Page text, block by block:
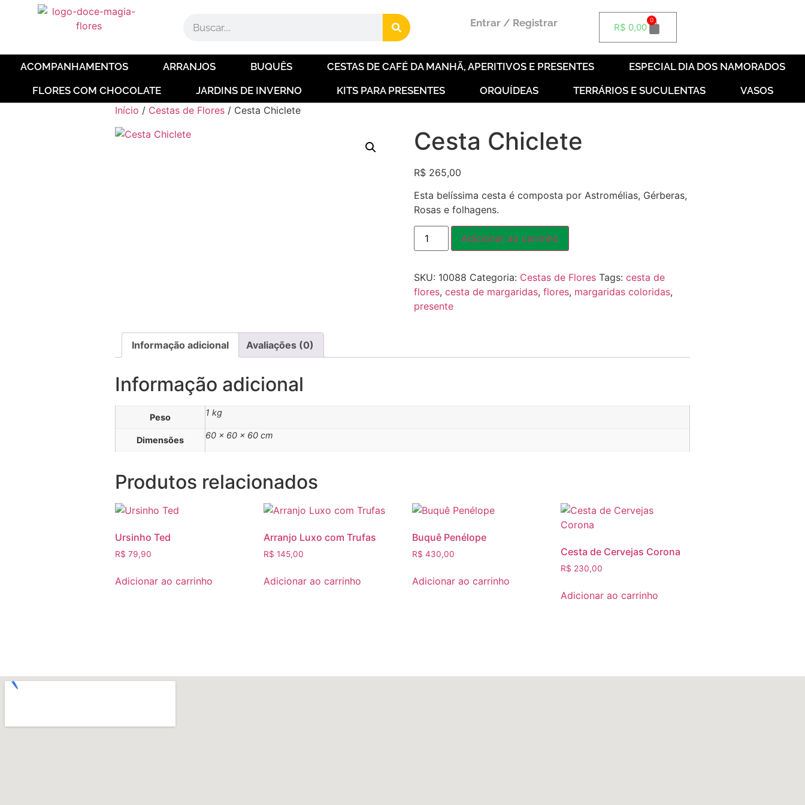
Entrar / Registrar R$ 0,00
0
ACOMPANHAMENTOS ARRANJOS BUQUÊS CESTAS DE CAFÉ DA MANHÃ, APERITIVOS E PRESENTES
ESPECIAL DIA DOS NAMORADOS
FLORES COM CHOCOLATE
JARDINS DE INVERNO KITS PARA PRESENTES ORQUÍDEAS TERRÁRIOS E SUCULENTAS
VASOS
Início / Cestas de Flores / Cesta Chiclete
Cesta Chiclete
R$ 265,00
Esta belíssima cesta é composta por Astromélias, Gérberas,
Rosas e folhagens.
Adicionar ao carrinho
SKU: 10088 Categoria: Cestas de Flores Tags:cesta de
flores,cesta de margaridas,flores, margaridas coloridas,
presente
Informação adicional Avaliações (0)
Informação adicional
Peso 1 kg
Dimensões 60 × 60 × 60 cm
Produtos relacionados
Ursinho Ted
R$ 79,90
Adicionar ao carrinho
Arranjo Luxo com Trufas
R$ 145,00
Adicionar ao carrinho
Buquê Penélope
R$ 430,00
Adicionar ao carrinho
Cesta de Cervejas Corona
R$ 230,00
Adicionar ao carrinho